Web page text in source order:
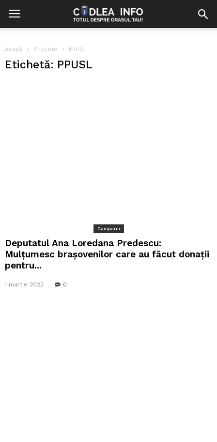
Acasă Etichete PPUSL
Etichetă: PPUSL
Campanii
Deputatul Ana Loredana Predescu:
Mulțumesc brașovenilor care au făcut donații
pentru...
1 martie 2022 0